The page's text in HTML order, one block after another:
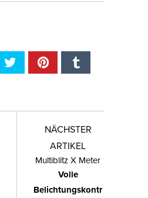
NÄCHSTER
ARTIKEL
Multiblitz X Meter
Volle
Belichtungskontr